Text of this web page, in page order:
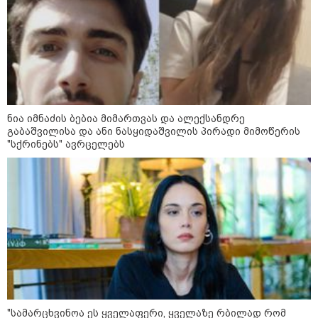
19:52 / 08-08-2026
"სანაპირო რაიონებში
მოსალოდნელია წვიმა" -
გარემოს ეროვნული სააგენტოს
გაფრთხილება: რომელ
რეგიონებში უნდა ველოდოთ
ელჭექს, სეტყვასა და ქარის
გაძლიერებას?
კატეგორიის ყველა სიახლე
მკითხველის რჩევით
ნია იმნაძის ბებია მიმართვას და ალექსანდრე
გაბაშვილისა და ანი ნასყიდაშვილის პირადი მიმოწერის
"სქრინებს" ავრცელებს
"სა­მარ­ცხვი­ნოა ეს ყვე­ლა­ფე­რი, ყვე­ლა­ზე რბი­ლად რომ